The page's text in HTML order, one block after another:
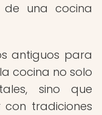
una cocina
antiguos para
cocina no solo
sino que
tradiciones